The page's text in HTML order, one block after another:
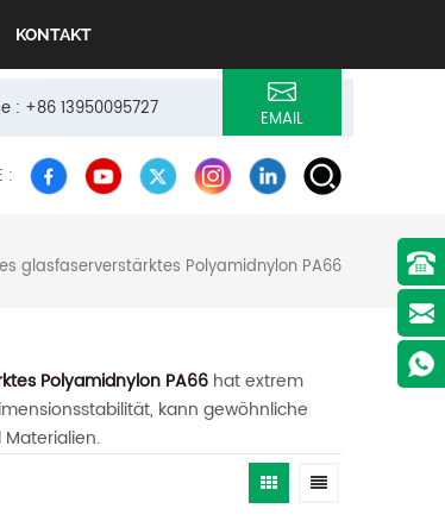
KONTAKT
: +86 13950095727 EMAIL
:
glasfaserverstärktes Polyamidnylon PA66
Polyamidnylon PA66 hat extrem
kann gewöhnliche